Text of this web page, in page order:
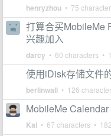
henryzhou • 75
打算合买MobileMe
兴趣加入
darcy • 60 characters •
使用iDisk存储文件
berlinwall • 126
MobileMe
Kai • 67 characters •